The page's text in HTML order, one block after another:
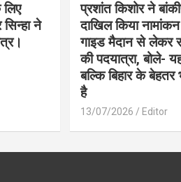
ने
प्रशांत किशोर ने
दाखिल किया
गाइड मैदान से लेकर
की पदयात्रा, बोले-
बल्कि बिहार के बेहतर
है
13/07/2026 Editor